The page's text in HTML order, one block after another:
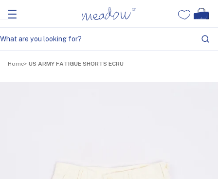
Home US ARMY FATIGUE SHORTS ECRU